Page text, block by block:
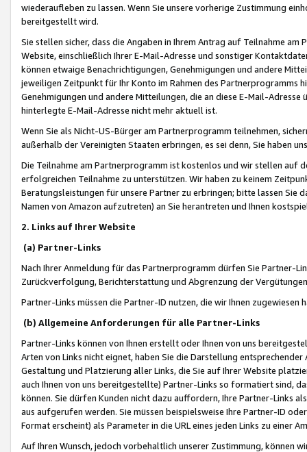
wiederaufleben zu lassen. Wenn Sie unsere vorherige Zustimmung
bereitgestellt wird.
Sie stellen sicher, dass die Angaben in Ihrem Antrag auf Teilnahme
Website, einschließlich Ihrer E-Mail-Adresse und sonstiger
können etwaige Benachrichtigungen, Genehmigungen und andere
jeweiligen Zeitpunkt für Ihr Konto im Rahmen des Partnerprogramms
Genehmigungen und andere Mitteilungen, die an diese E-Mail-
hinterlegte E-Mail-Adresse nicht mehr aktuell ist.
Wenn Sie als Nicht-US-Bürger am Partnerprogramm teilnehmen,
außerhalb der Vereinigten Staaten erbringen, es sei denn, Sie haben
Die Teilnahme am Partnerprogramm ist kostenlos und wir stellen auf
erfolgreichen Teilnahme zu unterstützen. Wir haben zu keinem
Beratungsleistungen für unsere Partner zu erbringen; bitte lassen Sie
Namen von Amazon aufzutreten) an Sie herantreten und Ihnen
2. Links auf Ihrer Website
(a) Partner-Links
Nach Ihrer Anmeldung für das Partnerprogramm dürfen Sie Partner-
Zurückverfolgung, Berichterstattung und Abgrenzung der
Partner-Links müssen die Partner-ID nutzen, die wir Ihnen zugewiesen
(b) Allgemeine Anforderungen für alle Partner-Links
Partner-Links können von Ihnen erstellt oder Ihnen von uns
Arten von Links nicht eignet, haben Sie die Darstellung
Gestaltung und Platzierung aller Links, die Sie auf Ihrer Website
auch Ihnen von uns bereitgestellte) Partner-Links so formatiert sind,
können. Sie dürfen Kunden nicht dazu auffordern, Ihre Partner-Links
aus aufgerufen werden. Sie müssen beispielsweise Ihre Partner-ID
Format erscheint) als Parameter in die URL eines jeden Links zu einer
Auf Ihren Wunsch, jedoch vorbehaltlich unserer Zustimmung, können